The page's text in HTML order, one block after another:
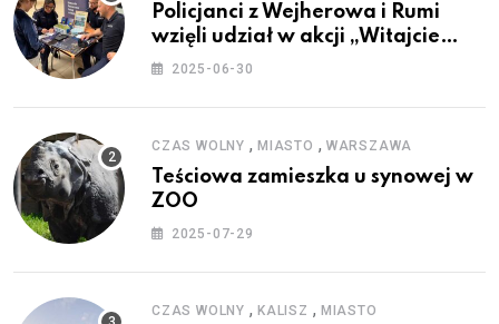
Policjanci z Wejherowa i Rumi
wzięli udział w akcji „Witajcie
Wakacje”
2025-06-30
CZAS WOLNY , MIASTO , WARSZAWA
Teściowa zamieszka u synowej w
ZOO
2025-07-29
CZAS WOLNY , KALISZ , MIASTO